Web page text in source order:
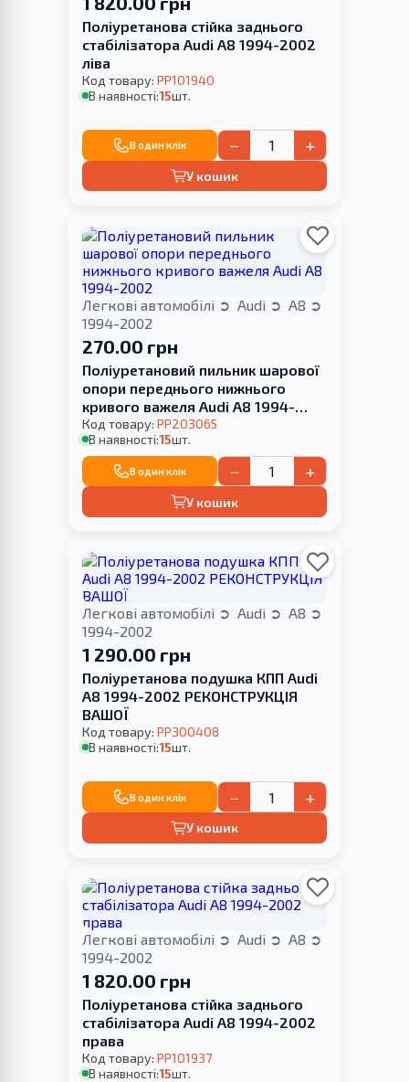
Поліуретанова стійка заднього
стабілізатора Audi A8 1994-2002
ліва
Код товару: PP101940
В наявності:15шт.
В один клік − +
У кошик
Легкові автомобілі Audi
A8
1994-2002
270.00 грн
Поліуретановий пильник шарової
опори переднього нижнього
кривого важеля Audi A8 1994-
2002
Код товару: PP203065
В наявності:15шт.
В один клік − +
У кошик
Легкові автомобілі Audi
A8
1994-2002
1 290.00 грн
Поліуретанова подушка КПП Audi
A8 1994-2002 РЕКОНСТРУКЦІЯ
ВАШОЇ
Код товару: PP300408
В наявності:15шт.
В один клік − +
У кошик
Легкові автомобілі Audi
A8
1994-2002
1 820.00 грн
Поліуретанова стійка заднього
стабілізатора Audi A8 1994-2002
права
Код товару: PP101937
В наявності:15шт.